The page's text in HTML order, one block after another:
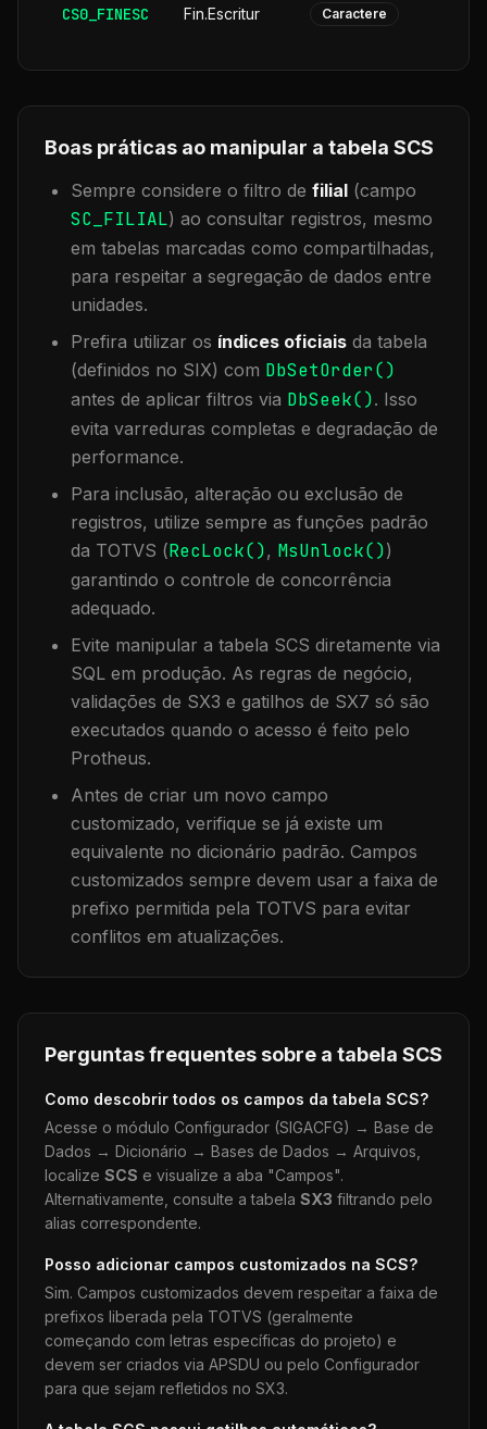
CS0_FINESC Fin.Escritur Caractere
Boas práticas ao manipular a tabela SCS
Sempre considere o filtro de filial (campo
SC_FILIAL) ao consultar registros, mesmo
em tabelas marcadas como compartilhadas,
para respeitar a segregação de dados entre
unidades.
Prefira utilizar os índices oficiais da tabela
(definidos no SIX) com DbSetOrder()
antes de aplicar filtros via DbSeek(). Isso
evita varreduras completas e degradação de
performance.
Para inclusão, alteração ou exclusão de
registros, utilize sempre as funções padrão
da TOTVS (RecLock(), MsUnlock())
garantindo o controle de concorrência
adequado.
Evite manipular a tabela SCS diretamente via
SQL em produção. As regras de negócio,
validações de SX3 e gatilhos de SX7 só são
executados quando o acesso é feito pelo
Protheus.
Antes de criar um novo campo
customizado, verifique se já existe um
equivalente no dicionário padrão. Campos
customizados sempre devem usar a faixa de
prefixo permitida pela TOTVS para evitar
conflitos em atualizações.
Perguntas frequentes sobre a tabela SCS
Como descobrir todos os campos da tabela SCS?
Acesse o módulo Configurador (SIGACFG) → Base de
Dados → Dicionário → Bases de Dados → Arquivos,
localize SCS e visualize a aba "Campos".
Alternativamente, consulte a tabela SX3 filtrando pelo
alias correspondente.
Posso adicionar campos customizados na SCS?
Sim. Campos customizados devem respeitar a faixa de
prefixos liberada pela TOTVS (geralmente
começando com letras específicas do projeto) e
devem ser criados via APSDU ou pelo Configurador
para que sejam refletidos no SX3.